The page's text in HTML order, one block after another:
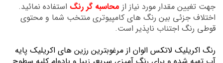
جهت تغیین مقدار مورد نیاز از محاسبه گر رنگ استفاده نمائید.
اختلاف جزئی بین رنگ های کامپیوتری منتخب شما و محتوی
قوطی رنگ اجتناب ناپذیر است.
رنگ اكريليك لاتكس الوان از مرغوبترين رزين هاي اكريليك پايه